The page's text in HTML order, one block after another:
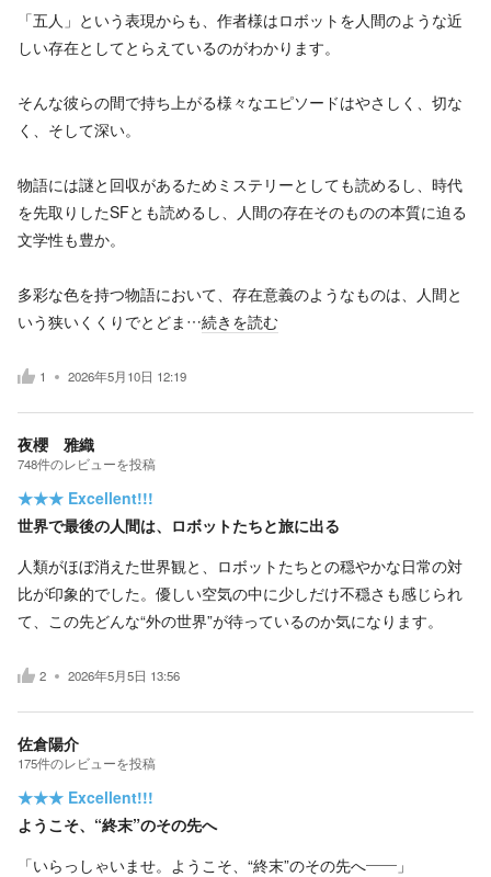
「五人」という表現からも、作者様はロボットを人間のような近
しい存在としてとらえているのがわかります。
そんな彼らの間で持ち上がる様々なエピソードはやさしく、切な
く、そして深い。
物語には謎と回収があるためミステリーとしても読めるし、時代
を先取りしたSFとも読めるし、人間の存在そのものの本質に迫る
文学性も豊か。
多彩な色を持つ物語において、存在意義のようなものは、人間と
いう狭いくくりでとどま…続きを読む
1 2026年5月10日 12:19
夜櫻 雅織
748件のレビューを投稿
★★★ Excellent!!!
世界で最後の人間は、ロボットたちと旅に出る
人類がほぼ消えた世界観と、ロボットたちとの穏やかな日常の対
比が印象的でした。優しい空気の中に少しだけ不穏さも感じられ
て、この先どんな“外の世界”が待っているのか気になります。
2 2026年5月5日 13:56
佐倉陽介
175件のレビューを投稿
★★★ Excellent!!!
ようこそ、“終末”のその先へ
「いらっしゃいませ。ようこそ、“終末”のその先へ——」